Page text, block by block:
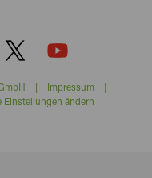
GmbH | Impressum|
Einstellungen ändern